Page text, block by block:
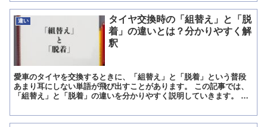
違い
タイヤ交換時の「組替え」と「脱
着」の違いとは？分かりやすく解
釈
愛車のタイヤを交換するときに、「組替え」と「脱着」という普段
あまり耳にしない単語が飛び出すことがあります。 この記事では、
「組替え」と「脱着」の違いを分かりやすく説明していきます。 専